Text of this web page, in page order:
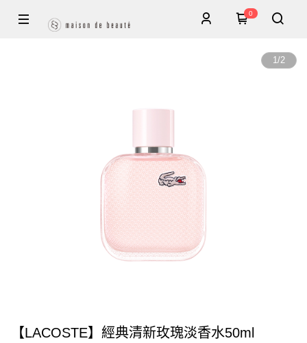
0
1/2
【LACOSTE】經典清新玫瑰淡香水50ml